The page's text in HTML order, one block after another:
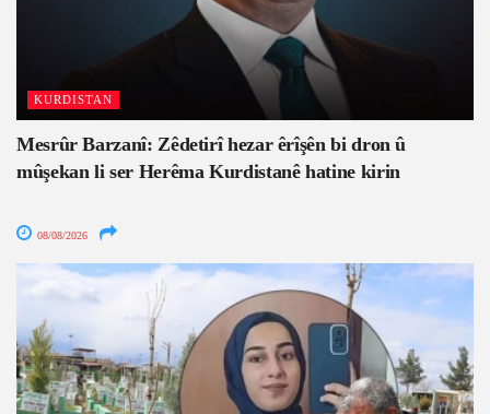
KURDISTAN
Mesrûr Barzanî: Zêdetirî hezar êrîşên bi dron û
mûşekan li ser Herêma Kurdistanê hatine kirin
08/08/2026